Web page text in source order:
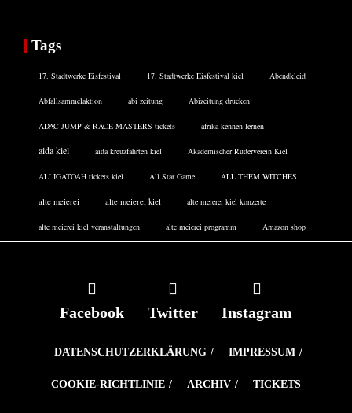
Tags
17. Stadtwerke Eisfestival 17. Stadtwerke Eisfestival kiel Abendkleid
Abfallsammelaktion abi zeitung Abizeitung drucken
ADAC JUMP & RACE MASTERS tickets afrika kennen lernen
aida kiel aida kreuzfahrten kiel Akademischer Ruderverein Kiel
ALLIGATOAH tickets kiel All Star Game ALL THEM WITCHES
alte meierei alte meierei kiel alte meierei kiel konzerte
alte meierei kiel veranstaltungen alte meierei programm Amazon shop
Facebook Twitter Instagram
DATENSCHUTZERKLÄRUNG IMPRESSUM
COOKIE-RICHTLINIE ARCHIV TICKETS